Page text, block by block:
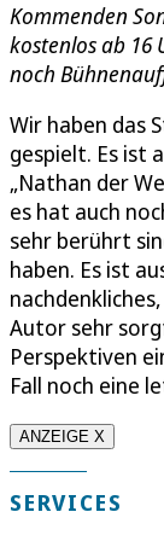
Kommenden
kostenlos ab 16
noch
Wir haben das
gespielt. Es ist
„Nathan der
es hat auch
sehr berührt
haben. Es ist
Autor sehr
Perspektiven
Fall noch eine
ANZEIGE X
SERVICES